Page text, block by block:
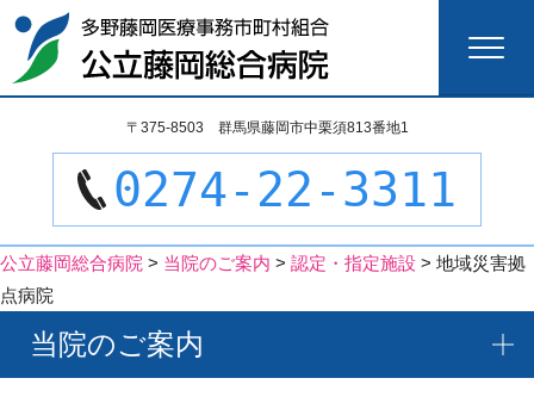
検
索:
〒375-8503 群馬県藤岡市中栗須813番地1
0274-22-3311
公立藤岡総合病院 > 当院のご案内 > 認定・指定施設 > 地域災害拠
点病院
当院のご案内